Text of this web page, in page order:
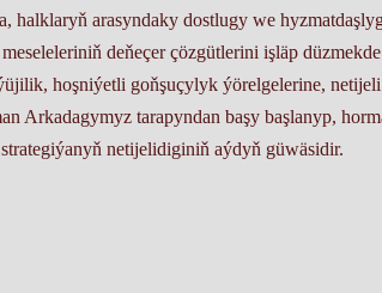
halklaryň arasyndaky dostlugy we
deňeçer çözgütlerini işläp
hoşniýetli goňşuçylyk ýörelgelerine,
Arkadagymyz tarapyndan başy başlanyp,
netijelidiginiň aýdyň güwäsidir.